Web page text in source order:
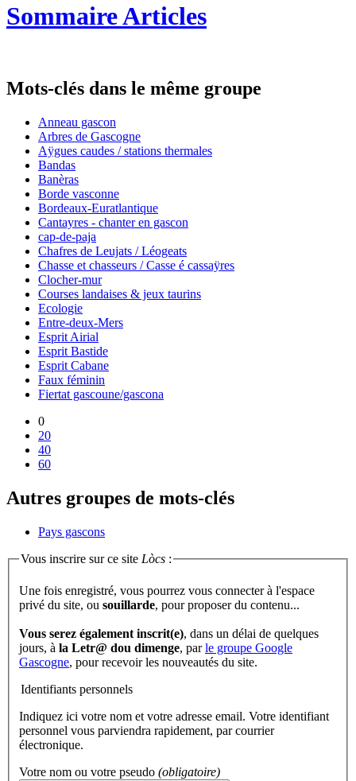
Sommaire Articles
Mots-clés dans le même groupe
Anneau gascon
Arbres de Gascogne
Aÿgues caudes / stations thermales
Bandas
Banèras
Borde vasconne
Bordeaux-Euratlantique
Cantayres - chanter en gascon
cap-de-paja
Chafres de Leujats / Léogeats
Chasse et chasseurs / Casse é cassaÿres
Clocher-mur
Courses landaises & jeux taurins
Ecologie
Entre-deux-Mers
Esprit Airial
Esprit Bastide
Esprit Cabane
Faux féminin
Fiertat gascoune/gascona
0
20
40
60
Autres groupes de mots-clés
Pays gascons
Vous inscrire sur ce site Lòcs :
Une fois enregistré, vous pourrez vous connecter à l'espace
privé du site, ou souillarde , pour proposer du contenu...
Vous serez également inscrit(e), dans un délai de quelques
jours, à la Letr@ dou dimenge, parle groupe Google
Gascogne, pour recevoir les nouveautés du site.
Identifiants personnels
Indiquez ici votre nom et votre adresse email. Votre identifiant
personnel vous parviendra rapidement, par courrier
électronique.
Votre nom ou votre pseudo (obligatoire)